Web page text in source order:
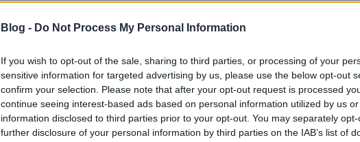
Blog - Do Not Process My Personal Information
If you wish to opt-out of the sale, sharing to third parties, or processing of your
sensitive information for targeted advertising by us, please use the below opt-out
confirm your selection. Please note that after your opt-out request is processed
continue seeing interest-based ads based on personal information utilized by us
information disclosed to third parties prior to your opt-out. You may separately
further disclosure of your personal information by third parties on the IAB’s list of
TOVÁBB